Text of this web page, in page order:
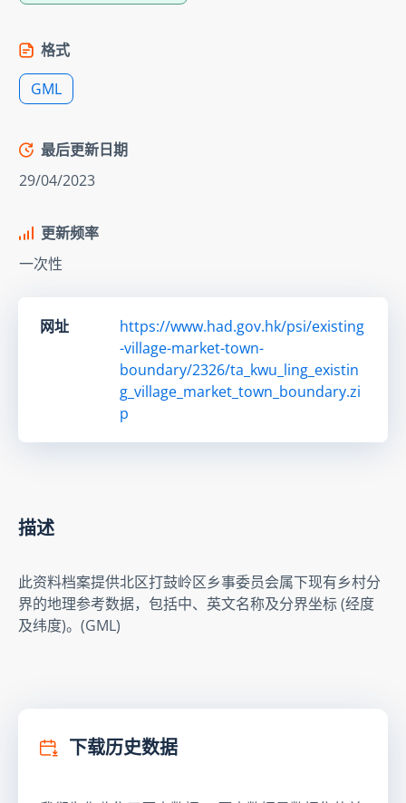
格式
GML
最后更新日期
29/04/2023
更新频率
一次性
网址
https://www.had.gov.hk/psi/existing
-village-market-town-
boundary/2326/ta_kwu_ling_existin
g_village_market_town_boundary.zi
p
描述
此资料档案提供北区打鼓岭区乡事委员会属下现有乡村分
界的地理参考数据，包括中、英文名称及分界坐标 (经度
及纬度)。(GML)
下载历史数据